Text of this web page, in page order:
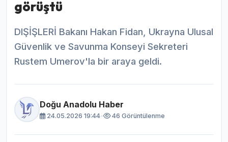
görüştü
DIŞİŞLERİ Bakanı Hakan Fidan, Ukrayna Ulusal
Güvenlik ve Savunma Konseyi Sekreteri
Rustem Umerov'la bir araya geldi.
Doğu Anadolu Haber
24.05.2026 19:44• 46 Görüntülenme